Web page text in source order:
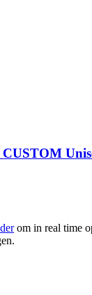
om in real time